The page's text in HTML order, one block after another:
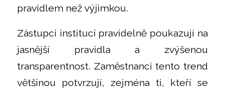
pravidlem než výjimkou.
Zástupci institucí pravidelně poukazují na
jasnější pravidla a zvýšenou
transparentnost. Zaměstnanci tento trend
většinou potvrzují, zejména ti, kteří se